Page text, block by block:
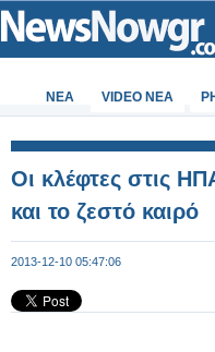
ΝΕΑ VIDEO NEA
Οι κλέφτες στις
και το ζεστό καιρό
2013-12-10 05:47:06